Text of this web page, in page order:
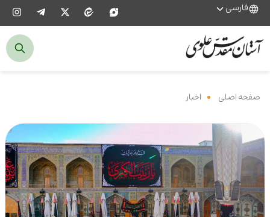
فارسی
صفحه اصلی اخبار